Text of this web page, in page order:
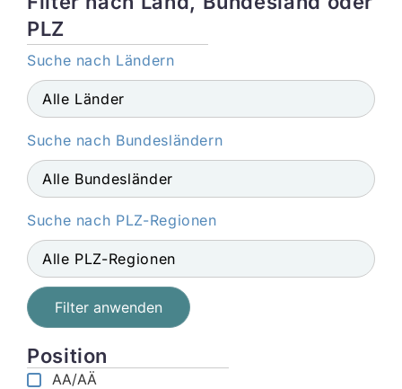
PLZ
Suche nach Ländern
Suche nach Bundesländern
Suche nach PLZ-Regionen
Filter anwenden
Position
AA/AÄ